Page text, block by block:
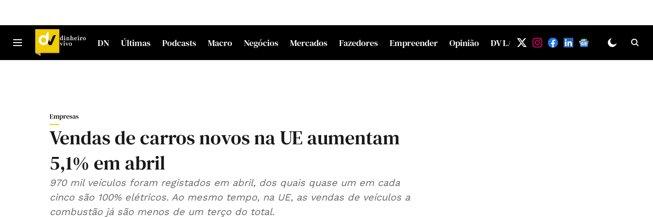
DN Últimas Podcasts Macro Negócios Mercados Fazedores Empreender Opinião DV LAB
Empresas
Vendas de carros novos na UE aumentam
5,1% em abril
970 mil veículos foram registados em abril, dos quais quase um em cada
cinco são 100% elétricos. Ao mesmo tempo, na UE, as vendas de veículos a
combustão já são menos de um terço do total.